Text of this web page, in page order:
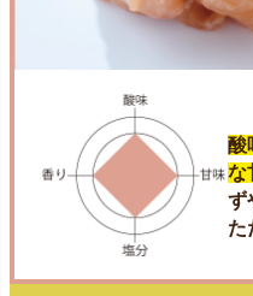
酸
な
ず
た